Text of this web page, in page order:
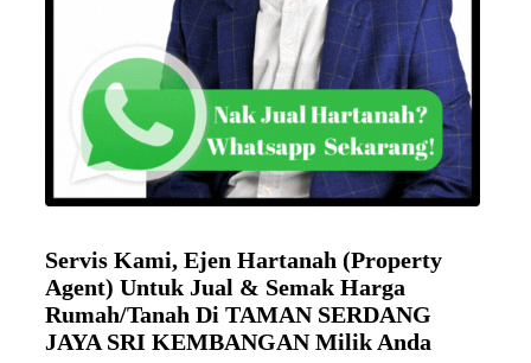
Servis Kami, Ejen Hartanah (Property
Agent) Untuk Jual & Semak Harga
Rumah/Tanah Di TAMAN SERDANG
JAYA SRI KEMBANGAN Milik Anda